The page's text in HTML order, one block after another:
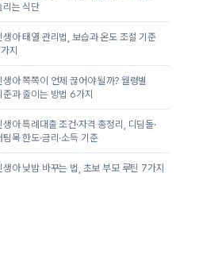
리는 식단
생아 태열 관리법, 보습과 온도 조절 기준
지
생아 쪽쪽이 언제 끊어야 될까? 월령별
준과 줄이는 방법 6가지
생아 특례대출 조건·자격 총정리, 디딤돌·
팀목 한도·금리·소득 기준
생아 낮밤 바꾸는 법, 초보 부모 루틴 7가지